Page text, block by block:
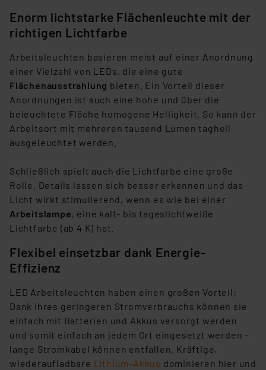
Enorm lichtstarke Flächenleuchte mit der
richtigen Lichtfarbe
Arbeitsleuchten basieren meist auf einer Anordnung
einer Vielzahl von LEDs, die eine gute
Flächenausstrahlung bieten. Ein Vorteil dieser
Anordnungen ist auch eine hohe und über die
beleuchtete Fläche homogene Helligkeit. So kann der
Arbeitsort mit mehreren tausend Lumen taghell
ausgeleuchtet werden.
Schließlich spielt auch die Lichtfarbe eine große
Rolle. Details lassen sich besser erkennen und das
Licht wirkt stimulierend, wenn es wie bei einer
Arbeitslampe, eine kalt- bis tageslichtweiße
Lichtfarbe (ab 4 K) hat.
Flexibel einsetzbar dank Energie-
Effizienz
LED Arbeitsleuchten haben einen großen Vorteil:
Dank ihres geringeren Stromverbrauchs können sie
einfach mit Batterien und Akkus versorgt werden
und somit einfach an jedem Ort eingesetzt werden –
lange Stromkabel können entfallen. Kräftige,
wiederaufladbare Lithium-Akkus dominieren hier und